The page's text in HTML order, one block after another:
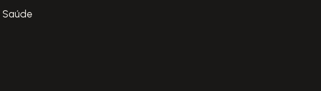
Saúde